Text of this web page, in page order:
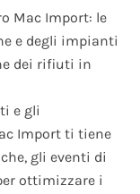
Mac Import: le
e degli impianti
dei rifiuti in
e gli
Import ti tiene
gli eventi di
ottimizzare i